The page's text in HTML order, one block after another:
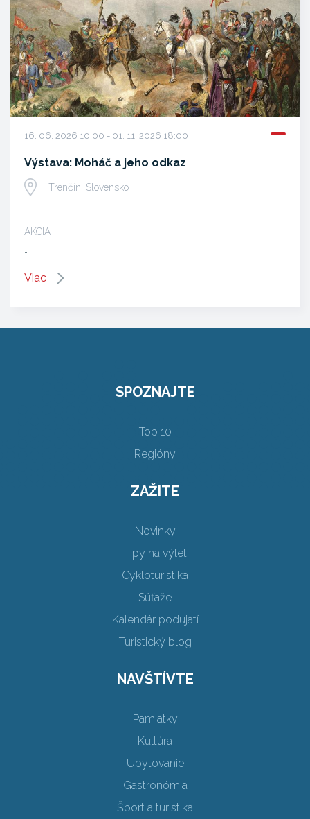
16. 06. 2026 10:00 - 01. 11. 2026 18:00
Výstava: Moháč a jeho odkaz
Trenčín, Slovensko
AKCIA
Viac
SPOZNAJTE
Top 10
Regióny
ZAŽITE
Novinky
Tipy na výlet
Cykloturistika
Súťaže
Kalendár podujatí
Turistický blog
NAVŠTÍVTE
Pamiatky
Kultúra
Ubytovanie
Gastronómia
Šport a turistika